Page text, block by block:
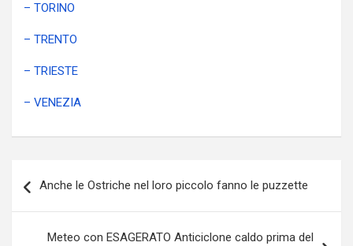
– TORINO
– TRENTO
– TRIESTE
– VENEZIA
articoli
Anche le Ostriche nel loro piccolo fanno le puzzette
Meteo con ESAGERATO Anticiclone caldo prima del